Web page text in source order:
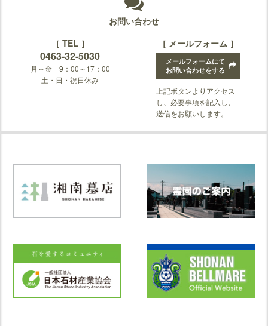
お問い合わせ
［ TEL ］
0463-32-5030
月～金 9：00～17：00
土・日・祝日休み
［ メールフォーム ］
メールフォームにて
お問い合わせをする
上記ボタンよりアクセス
し、必要事項を記入し、
送信をお願いします。